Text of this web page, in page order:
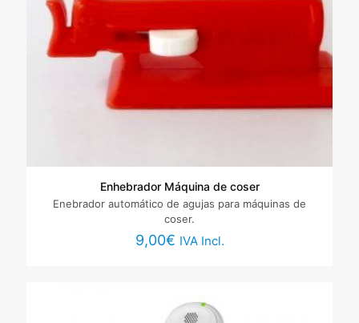
Enhebrador Máquina de coser
Enebrador automático de agujas para máquinas de
coser.
9,00€ IVA Incl.